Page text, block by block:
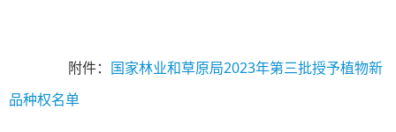
附件： 国家林业和草原局2023年第三批授予植物新
品种权名单